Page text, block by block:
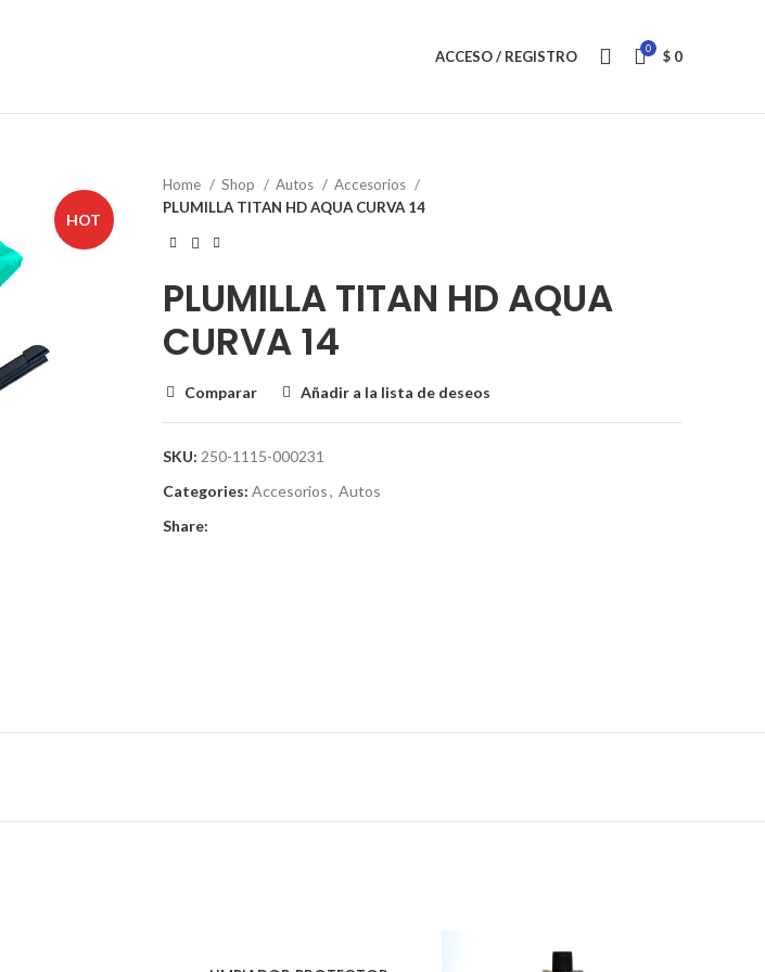
ACCESO / REGISTRO 0 $ 0
HOT
Home Shop Autos
Accesorios
PLUMILLA TITAN HD AQUA CURVA 14
PLUMILLA TITAN HD AQUA
CURVA 14
Comparar Añadir a la lista de deseos
SKU: 250-1115-000231
Categories: Accesorios, Autos
Share: